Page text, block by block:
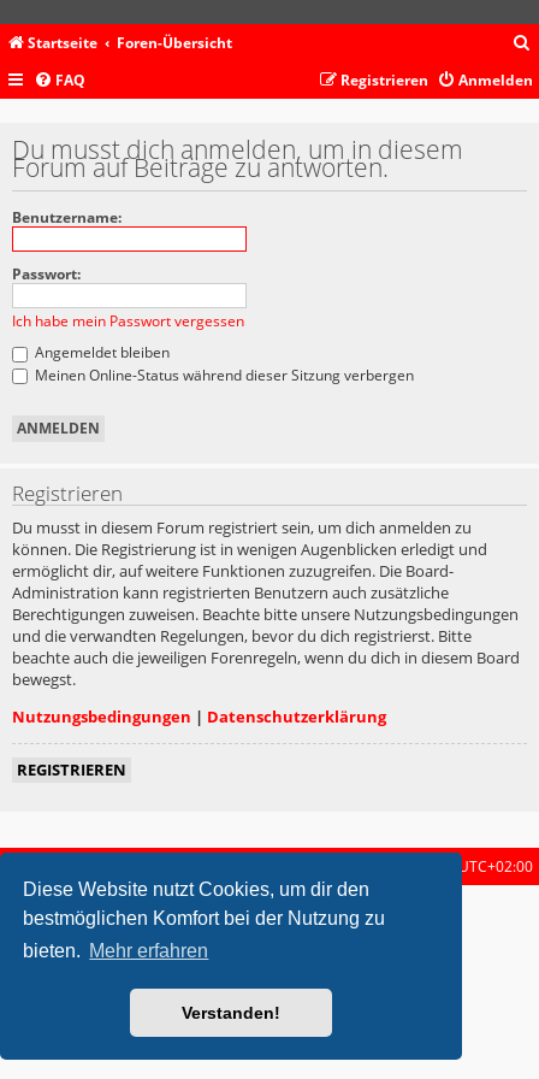
Diese Website nutzt Cookies, um dir den
bestmöglichen Komfort bei der Nutzung zu
bieten. Mehr erfahren
Verstanden!
Startseite Foren-Übersicht
c
FAQ Anmelden
Registrieren
Du musst dich anmelden, um in diesem
Forum auf Beiträge zu antworten.
Benutzername:
Passwort:
Ich habe mein Passwort vergessen
Angemeldet bleiben
Meinen Online-Status während dieser Sitzung verbergen
Registrieren
Du musst in diesem Forum registriert sein, um dich anmelden zu
können. Die Registrierung ist in wenigen Augenblicken erledigt und
ermöglicht dir, auf weitere Funktionen zuzugreifen. Die Board-
Administration kann registrierten Benutzern auch zusätzliche
Berechtigungen zuweisen. Beachte bitte unsere Nutzungsbedingungen
und die verwandten Regelungen, bevor du dich registrierst. Bitte
beachte auch die jeweiligen Forenregeln, wenn du dich in diesem Board
bewegst.
Nutzungsbedingungen | Datenschutzerklärung
REGISTRIEREN
UTC+02:00
metrolike style by Eric Seguin Updated for phpBB3.2 by
Powered byphpBB ® Forum Software © phpBB Limited
Deutsche Übersetzung durch